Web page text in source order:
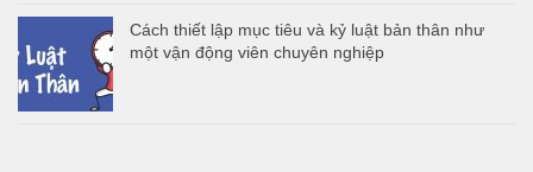
Cách thiết lập mục tiêu và kỷ luật bản thân như
một vận động viên chuyên nghiệp